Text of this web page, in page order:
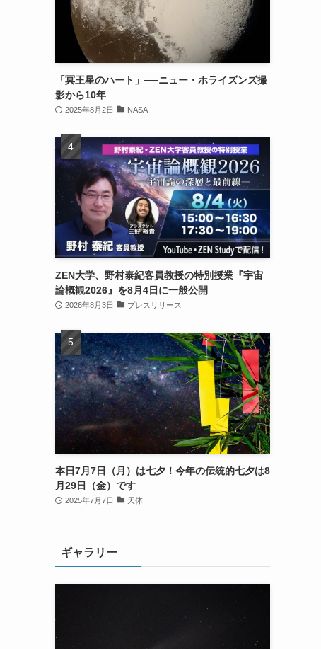
「冥王星のハート」──ニュー・ホライズンズ撮
影から10年
2025年8月2日 NASA
ZEN大学、野村泰紀客員教授の特別授業『宇宙
論概観2026』を8月4日に一般公開
2026年8月3日 プレスリリース
本日7月7日（月）は七夕！今年の伝統的七夕は8
月29日（金）です
2025年7月7日 天体
ギャラリー